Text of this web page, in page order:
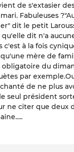
de s'extasier
Fabuleuses
dit le petit
qu'elle dit n'a
c'est à la fois
mère de
obligatoire du
par
de ne plus
seul président
ne citer que deux